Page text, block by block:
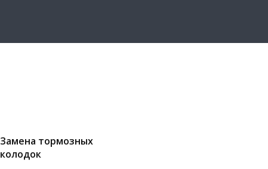
Замена тормозных
колодок